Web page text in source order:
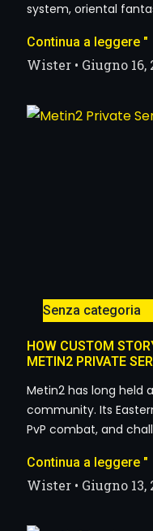
system, oriental
Continua a leggere "
Wister Giugno 16,
Senza categoria
HOW CUSTOM
METIN2 PRIVATE
Metin2 has long held
community. Its
PvP combat, and
Continua a leggere "
Wister Giugno 13,